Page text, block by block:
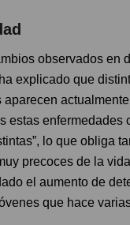
observados en
ha explicado que
estas enfermedades
lo que obliga
precoces de la
el aumento de
que hace